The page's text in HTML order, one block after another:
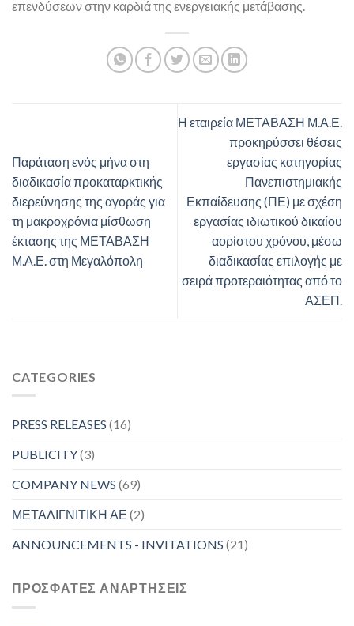
επενδύσεων στην καρδιά της ενεργειακής μετάβασης.
Παράταση ενός μήνα στη
διαδικασία προκαταρκτικής
διερεύνησης της αγοράς για
τη μακροχρόνια μίσθωση
έκτασης της ΜΕΤΑΒΑΣΗ
Μ.Α.Ε. στη Μεγαλόπολη
Η εταιρεία ΜΕΤΑΒΑΣΗ Μ.Α.Ε.
προκηρύσσει θέσεις
εργασίας κατηγορίας
Πανεπιστημιακής
Εκπαίδευσης (ΠΕ) με σχέση
εργασίας ιδιωτικού δικαίου
αορίστου χρόνου, μέσω
διαδικασίας επιλογής με
σειρά προτεραιότητας από το
ΑΣΕΠ.
CATEGORIES
PRESS RELEASES (16)
PUBLICITY(3)
COMPANY NEWS (69)
ΜΕΤΑΛΙΓΝΙΤΙΚΗ ΑΕ (2)
ANNOUNCEMENTS - INVITATIONS (21)
ΠΡΟΣΦΑΤΕΣ ΑΝΑΡΤΗΣΕΙΣ